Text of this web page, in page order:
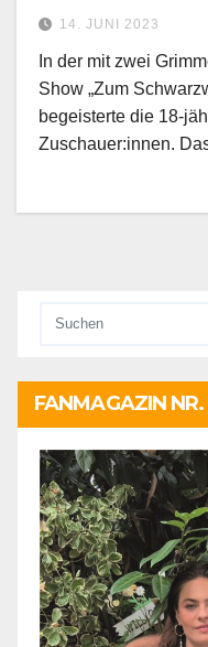
14. JUNI 2023
In der mit zwei
Show „Zum
begeisterte die 18-
Zuschauer:innen.
FANMAGAZIN